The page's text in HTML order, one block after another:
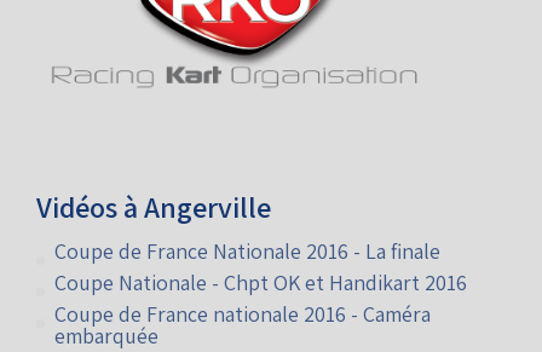
Vidéos à Angerville
Coupe de France Nationale 2016 - La finale
Coupe Nationale - Chpt OK et Handikart 2016
Coupe de France nationale 2016 - Caméra
embarquée